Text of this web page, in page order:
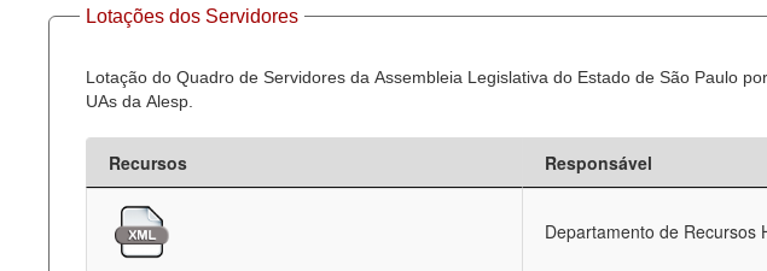
Lotações dos Servidores
Lotação do Quadro de Servidores da Assembleia Legislativa do Estado de São Paulo
UAs da Alesp.
Recursos Responsável
Departamento de Recursos